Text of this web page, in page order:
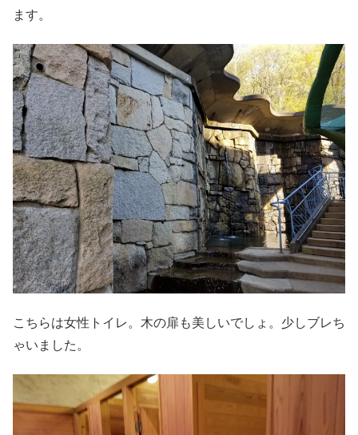
ます。
こちらは女性トイレ。木の扉も美しいでしょ。少しブレち
ゃいました。